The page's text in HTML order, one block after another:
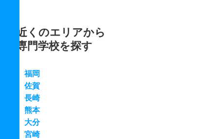
近くのエリアから
専門学校を探す
福岡
佐賀
長崎
熊本
大分
宮崎